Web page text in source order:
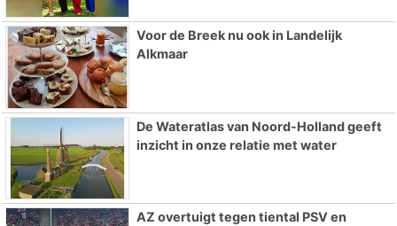
Voor de Breek nu ook in Landelijk
Alkmaar
De Wateratlas van Noord-Holland geeft
inzicht in onze relatie met water
AZ overtuigt tegen tiental PSV en